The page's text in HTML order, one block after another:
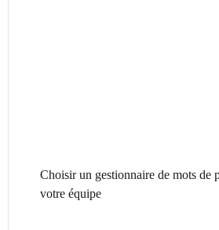
Choisir un gestionnaire de mots de
votre équipe